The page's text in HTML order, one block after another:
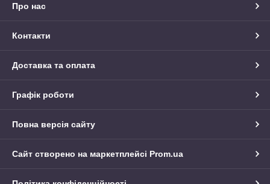
Про нас
Контакти
Доставка та оплата
Графік роботи
Повна версія сайту
Сайт створено на маркетплейсі Prom.ua